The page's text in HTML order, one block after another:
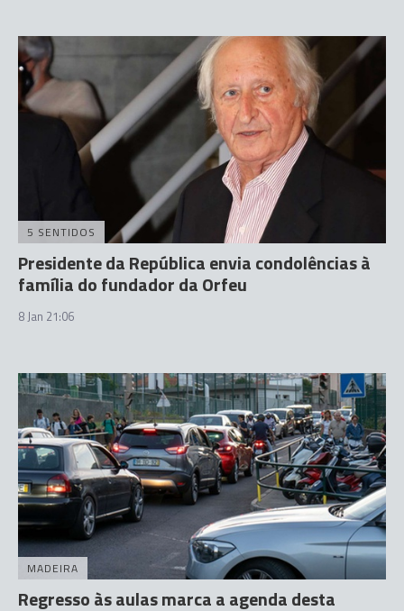
5 SENTIDOS
Presidente da República envia condolências à
família do fundador da Orfeu
8 Jan 21:06
MADEIRA
Regresso às aulas marca a agenda desta